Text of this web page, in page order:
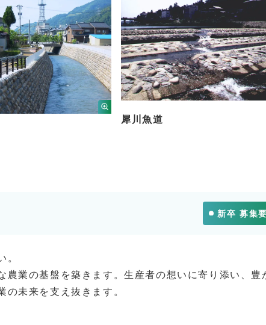
犀川魚道
新卒 募集
業の基盤を築きます。生産者の想いに寄り添い、豊
未来を支え抜きます。